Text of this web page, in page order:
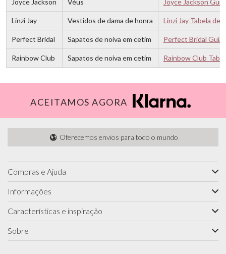
Joyce Jackson Véus Joyce Jackson
Linzi Jay Vestidos de dama de honra Linzi Jay Tabela de
Perfect Bridal Sapatos de noiva em cetim Perfect Bridal Guia
Rainbow Club Sapatos de noiva em cetim Rainbow Club
ACEITAMOS AGORA
Oferecemos envios para todo o mundo
Compras e Ajuda
Informações
Características e inspiração
Sobre